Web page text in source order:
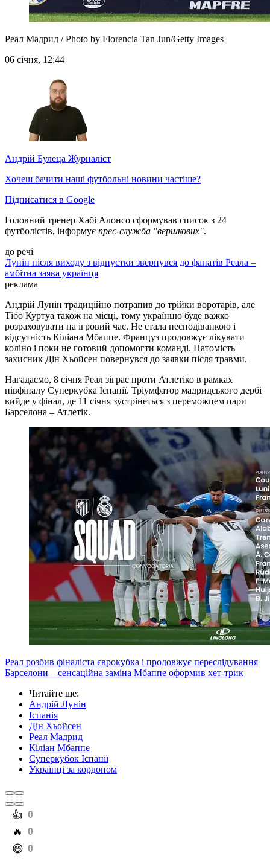
Реал Мадрид / Photo by Florencia Tan Jun/Getty Images
06 січня, 12:44
Андрій Булеца Журналіст
Хочеш бачити наші футбольні новини частіше?
Підписатися в Google
Головний тренер Хабі Алонсо сформував список з 24
футболістів, інформує прес-служба "вершкових".
до речі
Лунін після виходу з відпустки звернувся до фанатів Реала –
амбітна заява українця
реклама
Андрій Лунін традиційно потрапив до трійки воротарів, але
Тібо Куртуа також на місці, тому українцю буде важко
розраховувати на ігровий час. Не стала несподіванкою і
відсутність Кіліана Мбаппе. Француз продовжує лікувати
коліно і поки не готовий допомогти команді. Натомість
захисник Дін Хьойсен повернувся до заявки після травми.
Нагадаємо, 8 січня Реал зіграє проти Атлетіко в рамках
півфіналу Суперкубка Іспанії. Тріумфатор мадридського дербі
вийде у фінал, де 11 січня зустрінеться з переможцем пари
Барселона – Атлетік.
Реал розбив фіналіста єврокубка і продовжує переслідування
Барселони – сенсаційна заміна Мбаппе оформив хет-трик
Читайте ще:
Андрій Лунін
Іспанія
Дін Хьойсен
Реал Мадрид
Кіліан Мбаппе
Суперкубок Іспанії
Українці за кордоном
️👍 0
️🔥 0
️😄 0